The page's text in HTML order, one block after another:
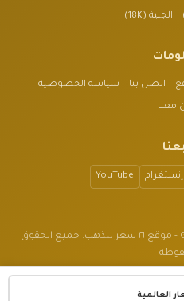
العالمية
الجنية (18K)
اتصل بنا سياسة الخصوصية
معنا
إنستغرام YouTube
© 2023-2026 Gold21Price Website - موقع ٢١ سعر للذهب. جميع الحقوق
فقط وليس نصيحة مالية.